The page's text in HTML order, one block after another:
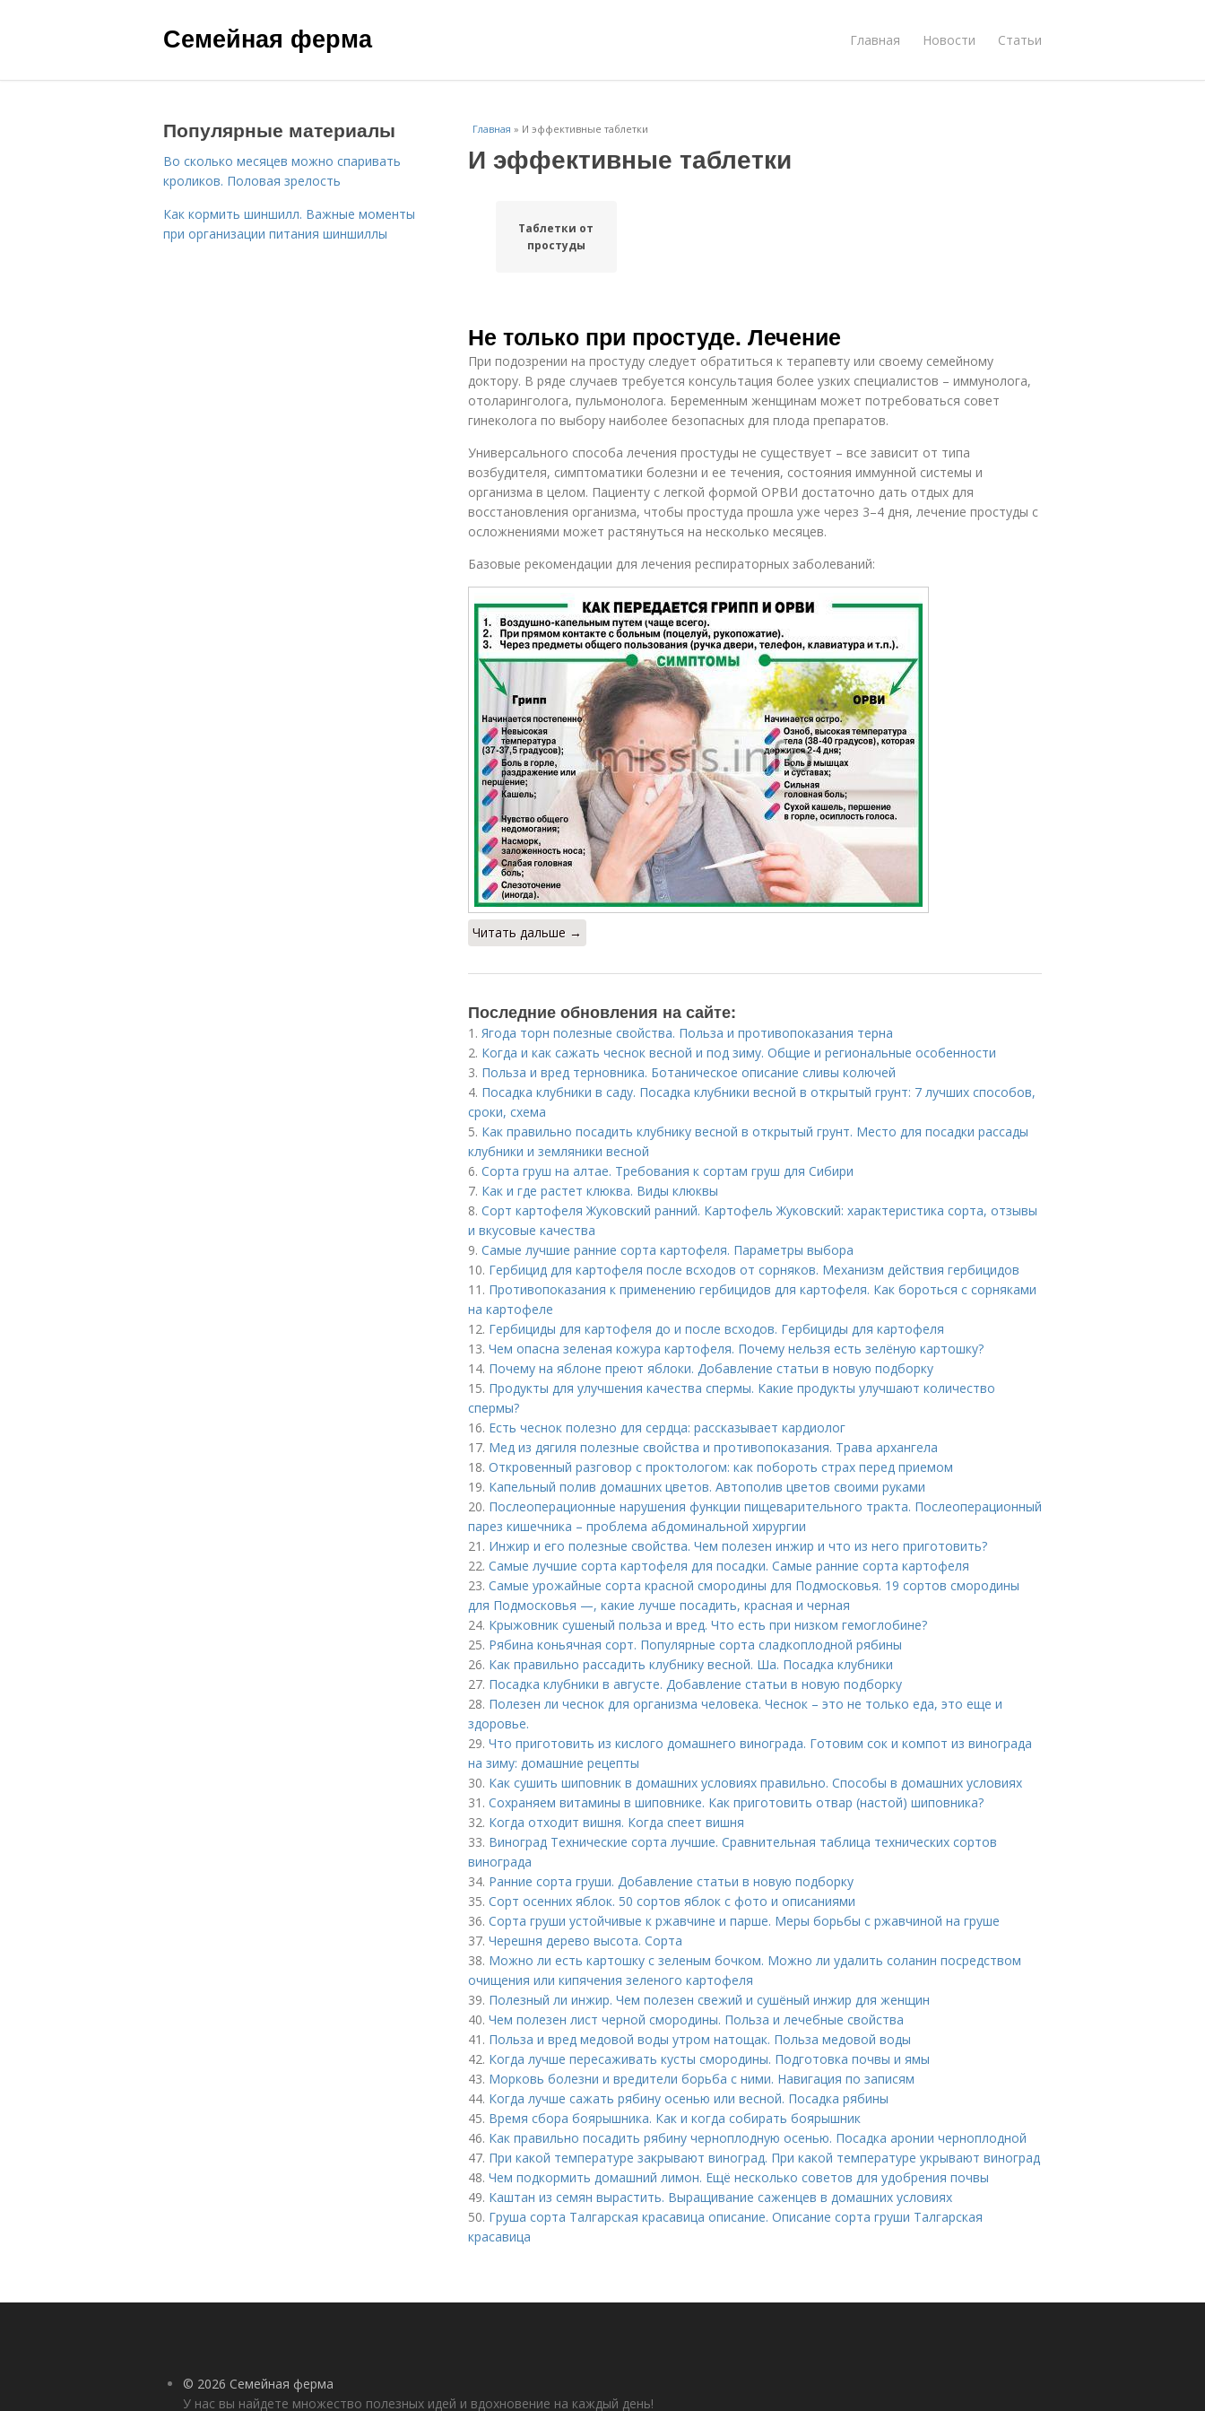
Семейная ферма Главная Новости Статьи
Главная » И эффективные таблетки
И эффективные таблетки
Таблетки от
простуды
Не только при простуде. Лечение
При подозрении на простуду следует обратиться к терапевту или своему семейному
доктору. В ряде случаев требуется консультация более узких специалистов – иммунолога,
отоларинголога, пульмонолога. Беременным женщинам может потребоваться совет
гинеколога по выбору наиболее безопасных для плода препаратов.
Универсального способа лечения простуды не существует – все зависит от типа
возбудителя, симптоматики болезни и ее течения, состояния иммунной системы и
организма в целом. Пациенту с легкой формой ОРВИ достаточно дать отдых для
восстановления организма, чтобы простуда прошла уже через 3–4 дня, лечение простуды с
осложнениями может растянуться на несколько месяцев.
Базовые рекомендации для лечения респираторных заболеваний:
Читать дальше →
Последние обновления на сайте:
1. Ягода торн полезные свойства. Польза и противопоказания терна
2. Когда и как сажать чеснок весной и под зиму. Общие и региональные особенности
3. Польза и вред терновника. Ботаническое описание сливы колючей
4. Посадка клубники в саду. Посадка клубники весной в открытый грунт: 7 лучших способов,
сроки, схема
5. Как правильно посадить клубнику весной в открытый грунт. Место для посадки рассады
клубники и земляники весной
6. Сорта груш на алтае. Требования к сортам груш для Сибири
7. Как и где растет клюква. Виды клюквы
8. Сорт картофеля Жуковский ранний. Картофель Жуковский: характеристика сорта, отзывы
и вкусовые качества
9. Самые лучшие ранние сорта картофеля. Параметры выбора
10. Гербицид для картофеля после всходов от сорняков. Механизм действия гербицидов
11. Противопоказания к применению гербицидов для картофеля. Как бороться с сорняками
на картофеле
12. Гербициды для картофеля до и после всходов. Гербициды для картофеля
13. Чем опасна зеленая кожура картофеля. Почему нельзя есть зелёную картошку?
14. Почему на яблоне преют яблоки. Добавление статьи в новую подборку
15. Продукты для улучшения качества спермы. Какие продукты улучшают количество
спермы?
16. Есть чеснок полезно для сердца: рассказывает кардиолог
17. Мед из дягиля полезные свойства и противопоказания. Трава архангела
18. Откровенный разговор с проктологом: как побороть страх перед приемом
19. Капельный полив домашних цветов. Автополив цветов своими руками
20. Послеоперационные нарушения функции пищеварительного тракта. Послеоперационный
парез кишечника – проблема абдоминальной хирургии
21. Инжир и его полезные свойства. Чем полезен инжир и что из него приготовить?
22. Самые лучшие сорта картофеля для посадки. Самые ранние сорта картофеля
23. Самые урожайные сорта красной смородины для Подмосковья. 19 сортов смородины
для Подмосковья —, какие лучше посадить, красная и черная
24. Крыжовник сушеный польза и вред. Что есть при низком гемоглобине?
25. Рябина коньячная сорт. Популярные сорта сладкоплодной рябины
26. Как правильно рассадить клубнику весной. Ша. Посадка клубники
27. Посадка клубники в августе. Добавление статьи в новую подборку
28. Полезен ли чеснок для организма человека. Чеснок – это не только еда, это еще и
здоровье.
29. Что приготовить из кислого домашнего винограда. Готовим сок и компот из винограда
на зиму: домашние рецепты
30. Как сушить шиповник в домашних условиях правильно. Способы в домашних условиях
31. Сохраняем витамины в шиповнике. Как приготовить отвар (настой) шиповника?
32. Когда отходит вишня. Когда спеет вишня
33. Виноград Технические сорта лучшие. Сравнительная таблица технических сортов
винограда
34. Ранние сорта груши. Добавление статьи в новую подборку
35. Сорт осенних яблок. 50 сортов яблок с фото и описаниями
36. Сорта груши устойчивые к ржавчине и парше. Меры борьбы с ржавчиной на груше
37. Черешня дерево высота. Сорта
38. Можно ли есть картошку с зеленым бочком. Можно ли удалить соланин посредством
очищения или кипячения зеленого картофеля
39. Полезный ли инжир. Чем полезен свежий и сушёный инжир для женщин
40. Чем полезен лист черной смородины. Польза и лечебные свойства
41. Польза и вред медовой воды утром натощак. Польза медовой воды
42. Когда лучше пересаживать кусты смородины. Подготовка почвы и ямы
43. Морковь болезни и вредители борьба с ними. Навигация по записям
44. Когда лучше сажать рябину осенью или весной. Посадка рябины
45. Время сбора боярышника. Как и когда собирать боярышник
46. Как правильно посадить рябину черноплодную осенью. Посадка аронии черноплодной
47. При какой температуре закрывают виноград. При какой температуре укрывают виноград
48. Чем подкормить домашний лимон. Ещё несколько советов для удобрения почвы
49. Каштан из семян вырастить. Выращивание саженцев в домашних условиях
50. Груша сорта Талгарская красавица описание. Описание сорта груши Талгарская
красавица
Популярные материалы
Во сколько месяцев можно спаривать
кроликов. Половая зрелость
Как кормить шиншилл. Важные моменты
при организации питания шиншиллы
© 2026 Семейная ферма
У нас вы найдете множество полезных идей и вдохновение на каждый день!